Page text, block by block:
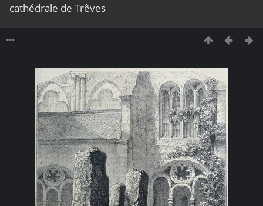
cathédrale de Trêves